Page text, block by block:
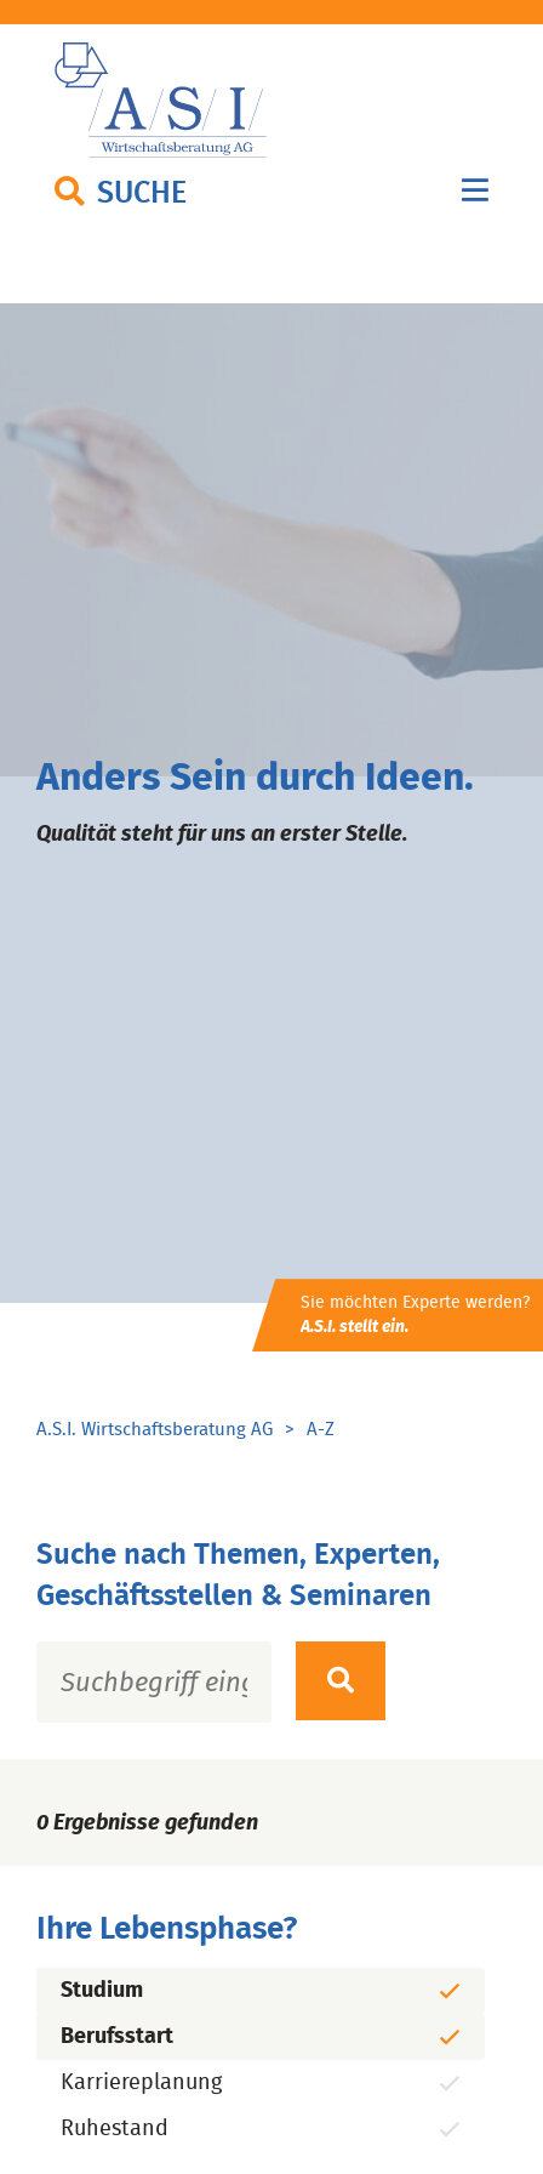
SUCHE
Anders Sein durch deen.
Qualität steht für uns an erster Stelle.
Sie möchten Experte werden?
A.S.I. stellt ein.
A.S.I. Wirtschaftsberatung AG A-Z
Suche nach Themen, Experten,
Geschäftsstellen & Seminaren
0 Ergebnisse gefunden
Ihre Lebensphase?
Studium
Berufsstart
Karriereplanung
Ruhestand